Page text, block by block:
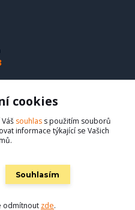
cookies
souhlas s použitím souborů
informace týkající se Vašich
Souhlasím
odmítnout zde.